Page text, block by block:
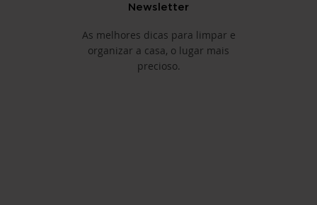
Newsletter
As melhores dicas para limpar e
organizar a casa, o lugar mais
precioso.